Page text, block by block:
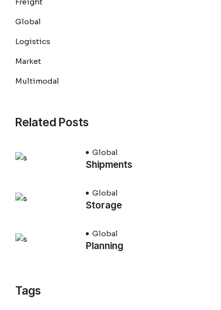
Freight
Global
Logistics
Market
Multimodal
Related Posts
Global
Shipments
Global
Storage
Global
Planning
Tags